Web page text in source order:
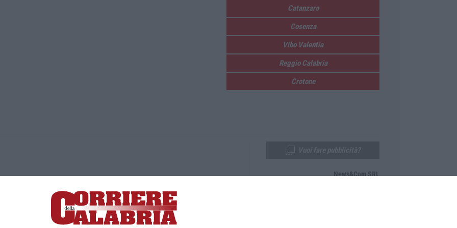
Catanzaro
Cosenza
Vibo Valentia
Reggio Calabria
Crotone
Lamezia Terme (CZ)
responsabile Paola Militano |Privacy
News&Com SRL